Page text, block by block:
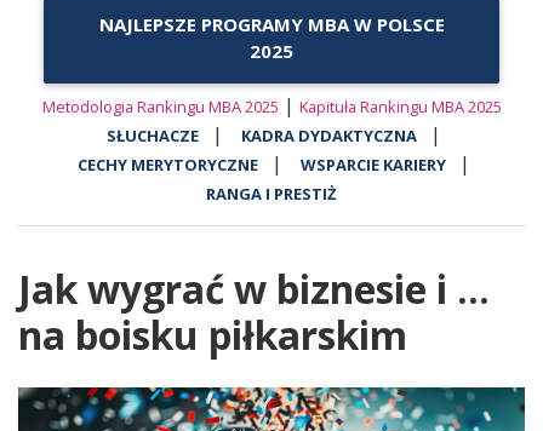
NAJLEPSZE PROGRAMY MBA W POLSCE
2025
Metodologia Rankingu MBA 2025 | Kapituła Rankingu MBA 2025
SŁUCHACZE
| KADRA DYDAKTYCZNA |
CECHY MERYTORYCZNE | WSPARCIE KARIERY |
RANGA I PRESTIŻ
Jak wygrać w biznesie i ...
na boisku piłkarskim